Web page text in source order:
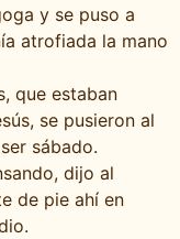
y se puso a
atrofiada la mano
que estaban
se pusieron al
sábado.
dijo al
de pie ahí en